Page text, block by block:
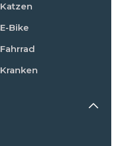
Katzen
E-Bike
Fahrrad
Kranken